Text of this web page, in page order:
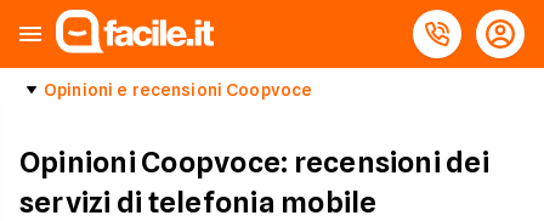
Opinioni e recensioni Coopvoce
Opinioni Coopvoce: recensioni dei
servizi di telefonia mobile